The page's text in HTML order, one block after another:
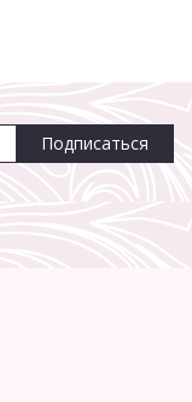
Подписаться